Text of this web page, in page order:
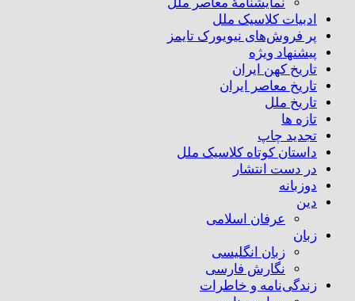
ادبیات کلاسیک ملل
پر فروش‌های نیویورک تایمز
پیشنهاد ویژه
تاریخ کهن ایران
تاریخ معاصر ایران
تاریخ ملل
تازه ها
تجدید چاپ
داستان کوتاه کلاسیک ملل
در دست انتشار
دوزبانه
دین
عرفان اسلامی
زبان
زبان انگلیسی
نگارش فارسی
زندگی‌نامه و خاطرات